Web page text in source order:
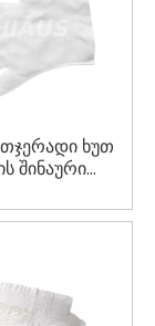
ხუთ
შინაური
ხელსახოცი